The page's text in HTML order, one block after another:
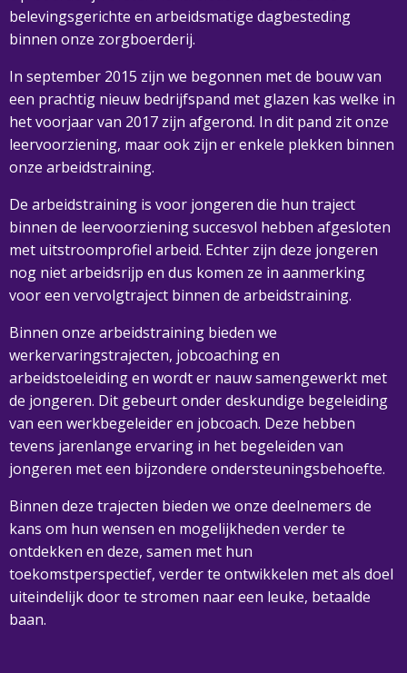
belevingsgerichte en arbeidsmatige dagbesteding
binnen onze zorgboerderij.
In september 2015 zijn we begonnen met de bouw van
een prachtig nieuw bedrijfspand met glazen kas welke in
het voorjaar van 2017 zijn afgerond. In dit pand zit onze
leervoorziening, maar ook zijn er enkele plekken binnen
onze arbeidstraining.
De arbeidstraining is voor jongeren die hun traject
binnen de leervoorziening succesvol hebben afgesloten
met uitstroomprofiel arbeid. Echter zijn deze jongeren
nog niet arbeidsrijp en dus komen ze in aanmerking
voor een vervolgtraject binnen de arbeidstraining.
Binnen onze arbeidstraining bieden we
werkervaringstrajecten, jobcoaching en
arbeidstoeleiding en wordt er nauw samengewerkt met
de jongeren. Dit gebeurt onder deskundige begeleiding
van een werkbegeleider en jobcoach. Deze hebben
tevens jarenlange ervaring in het begeleiden van
jongeren met een bijzondere ondersteuningsbehoefte.
Binnen deze trajecten bieden we onze deelnemers de
kans om hun wensen en mogelijkheden verder te
ontdekken en deze, samen met hun
toekomstperspectief, verder te ontwikkelen met als doel
uiteindelijk door te stromen naar een leuke, betaalde
baan.